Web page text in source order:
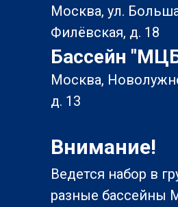
Внимание!
Ведется набор в
разные бассейны
Москва, ул.
Филёвская, д. 18
Бассейн
Москва,
д. 13